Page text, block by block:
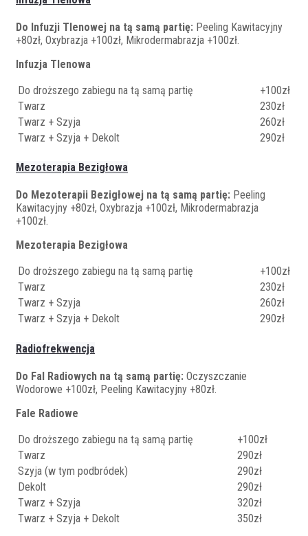
Do Infuzji Tlenowej na tą samą partię: Peeling Kawitacyjny
+80zł, Oxybrazja +100zł, Mikrodermabrazja +100zł.
Infuzja Tlenowa
Do droższego zabiegu na tą samą partię
+100zł
Twarz
230zł
Twarz + Szyja
260zł
Twarz + Szyja + Dekolt
290zł
Mezoterapia Bezigłowa
Do Mezoterapii Bezigłowej na tą samą partię: Peeling
Kawitacyjny +80zł, Oxybrazja +100zł, Mikrodermabrazja
+100zł.
Mezoterapia Bezigłowa
Do droższego zabiegu na tą samą partię
+100zł
Twarz
230zł
Twarz + Szyja
260zł
Twarz + Szyja + Dekolt
290zł
Radiofrekwencja
Do Fal Radiowych na tą samą partię: Oczyszczanie
Wodorowe +100zł, Peeling Kawitacyjny +80zł.
Fale Radiowe
Do droższego zabiegu na tą samą partię
+100zł
Twarz
290zł
Szyja (w tym podbródek)
290zł
Dekolt
290zł
Twarz + Szyja
320zł
Twarz + Szyja + Dekolt
350zł